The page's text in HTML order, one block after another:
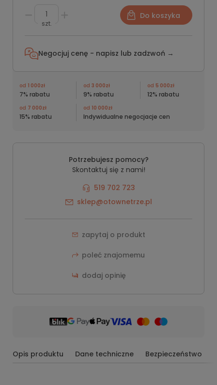
szt.
Do koszyka
Negocjuj cenę - napisz lub zadzwoń →
od 1 000zł
7% rabatu
od 3 000zł
9% rabatu
od 5 000zł
12% rabatu
od 7 000zł
15% rabatu
od 10 000zł
Indywidualne negocjacje cen
Potrzebujesz pomocy?
Skontaktuj się z nami!
519 702 723
sklep@otownetrze.pl
zapytaj o produkt
poleć znajomemu
dodaj opinię
Opis produktu Dane techniczne Bezpieczeństwo